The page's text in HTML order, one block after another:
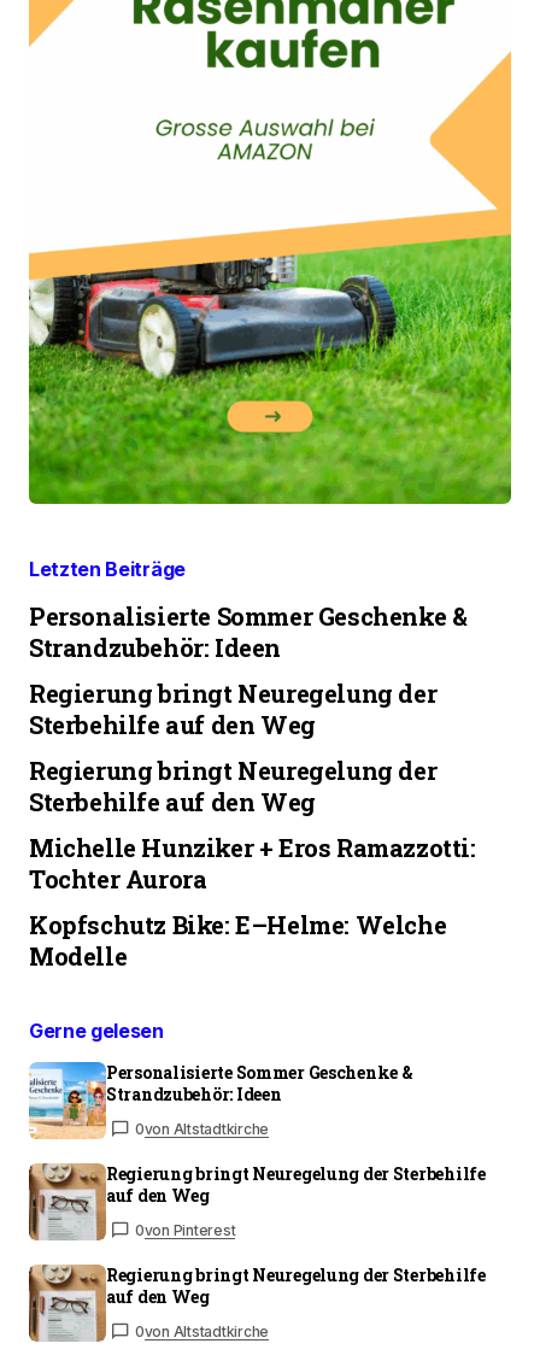
Letzten Beiträge
Personalisierte Sommer Geschenke &
Strandzubehör: Ideen
Regierung bringt Neuregelung der
Sterbehilfe auf den Weg
Regierung bringt Neuregelung der
Sterbehilfe auf den Weg
Michelle Hunziker + Eros Ramazzotti:
Tochter Aurora
Kopfschutz Bike: E–Helme: Welche
Modelle
Gerne gelesen
Personalisierte Sommer Geschenke &
Strandzubehör: Ideen
0von Altstadtkirche
Regierung bringt Neuregelung der Sterbehilfe
auf den Weg
0von Pinterest
Regierung bringt Neuregelung der Sterbehilfe
auf den Weg
0von Altstadtkirche